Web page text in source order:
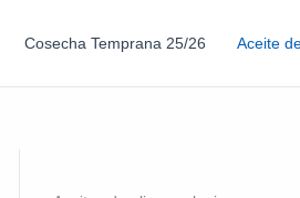
Cosecha Temprana 25/26 Aceite